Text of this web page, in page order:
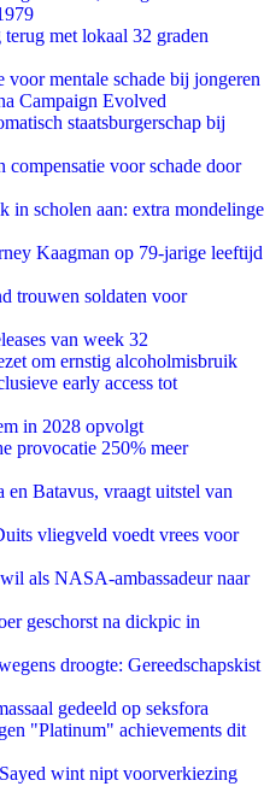
met lokaal 32 graden
mentale schade bij jongeren
Campaign Evolved
staatsburgerschap bij
voor schade door
in scholen aan: extra mondelinge
Kaagman op 79-jarige leeftijd
trouwen soldaten voor
van week 32
om ernstig alcoholmisbruik
early access tot
in 2028 opvolgt
provocatie 250% meer
Batavus, vraagt uitstel van
vliegveld voedt vrees voor
als NASA-ambassadeur naar
geschorst na dickpic in
droogte: Gereedschapskist
gedeeld op seksfora
"Platinum" achievements dit
wint nipt voorverkiezing